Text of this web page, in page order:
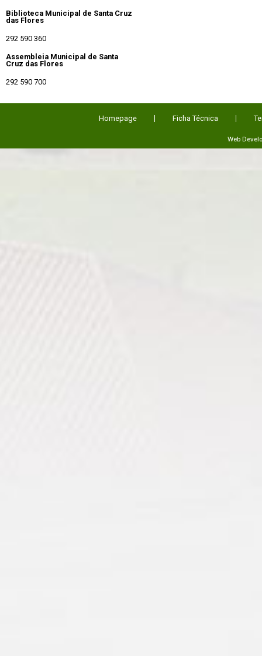
Biblioteca Municipal de Santa Cruz
das Flores
292 590 360
Assembleia Municipal de Santa
Cruz das Flores
292 590 700
Homepage Ficha Técnica
Web